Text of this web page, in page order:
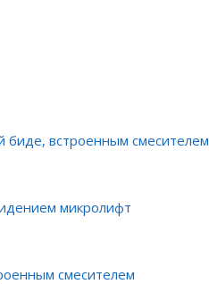
биде, встроенным смесителем
микролифт
смесителем